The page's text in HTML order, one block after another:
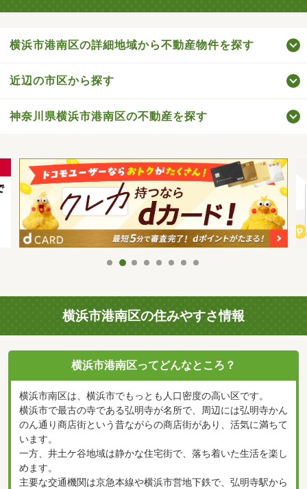
横浜市港南区の詳細地域から不動産物件を探す
近辺の市区から探す
神奈川県横浜市港南区の不動産を探す
横浜市港南区の住みやすさ情報
横浜市港南区ってどんなところ？
横浜市南区は、横浜市でもっとも人口密度の高い区です。
横浜市で最古の寺である弘明寺が名所で、周辺には弘明寺かん
のん通り商店街という昔ながらの商店街があり、活気に満ちて
います。
一方、井土ケ谷地域は静かな住宅街で、落ち着いた生活を楽し
めます。
主要な交通機関は京急本線や横浜市営地下鉄で、弘明寺駅から